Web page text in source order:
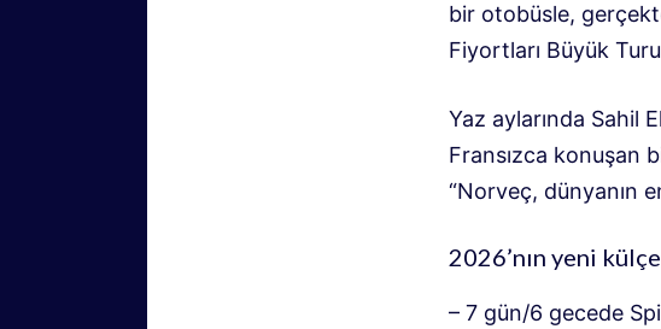
bir otobüsle,
Fiyortları Büyük
Yaz aylarında Sahil
Fransızca konuşan
“Norveç, dünyanın
2026’nın yeni
– 7 gün/6 gecede